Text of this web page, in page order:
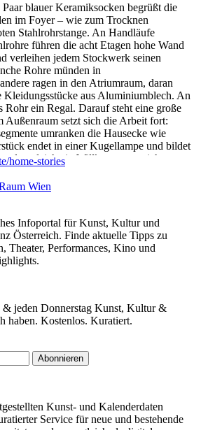
blauer Keramiksocken begrüßt die
im Foyer – wie zum Trocknen
Stahlrohrstange. An Handläufe
führen die acht Etagen hohe Wand
verleihen jedem Stockwerk seinen
Rohre münden in
ragen in den Atriumraum, daran
Kleidungsstücke aus Aluminiumblech. An
Rohr ein Regal. Darauf steht eine große
Außenraum setzt sich die Arbeit fort:
umranken die Hausecke wie
endet in einer Kugellampe und bildet
zugleich ein Willkommenszeichen.
thematisch finden sich Referenzen
1980er Jahre: Auch in Hocks
im Vordergrund. Die
und Design – insbesondere des
Hocks Werk genauso wie der auf den
Maßstab. In der Werkreihe
sie etwa spielerisch die
Breuer. In Hocks anthropomorpher
Rückenlehne ausgeschnittene Löcher
ein Gesicht. Ihre raumgreifenden
aus der Beschäftigung mit dem „Café
der deutschen Seidenindustrie
diese und setzt bedruckte
home-stories
Wien
Infoportal für Kunst, Kultur und
Österreich. Finde aktuelle Tipps zu
Theater, Performances, Kino und
& jeden Donnerstag Kunst, Kultur &
haben. Kostenlos. Kuratiert.
Abonnieren
Kunst- und Kalenderdaten
Service für neue und bestehende